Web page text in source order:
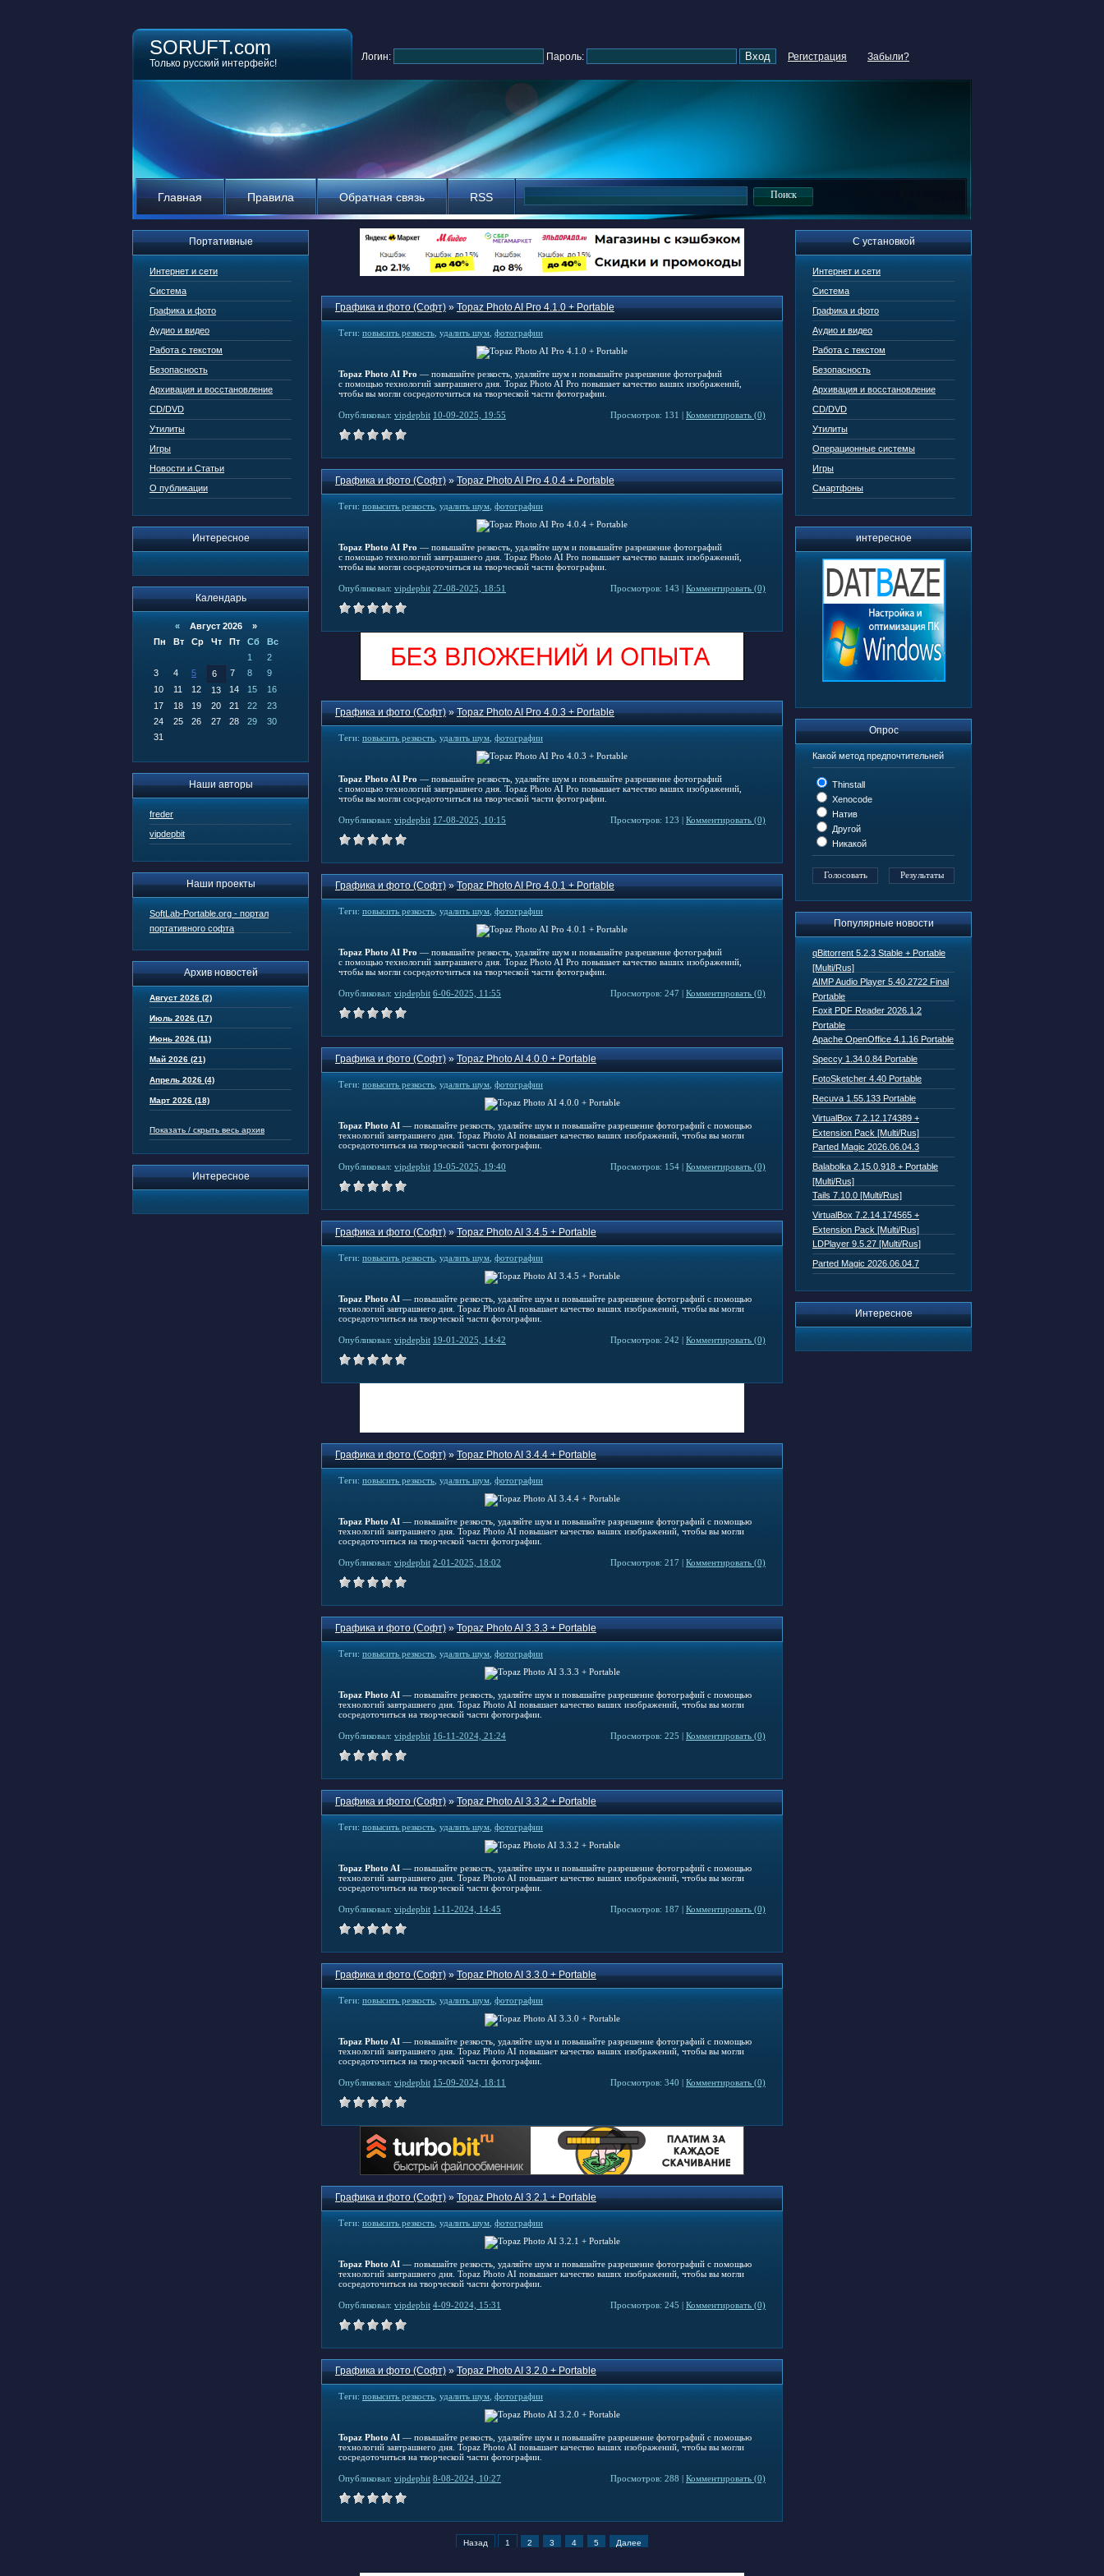
SORUFT.com
Только русский интерфейс!
Логин: Пароль: Регистрация Забыли?
Главная Правила Обратная связь RSS
Портативные
Интернет и сети
Система
Графика и фото
Аудио и видео
Работа с текстом
Безопасность
Архивация и восстановление
CD/DVD
Утилиты
Игры
Новости и Статьи
О публикации
Интересное
Календарь
« Август 2026 »
Пн
Вт Ср Чт Пт Сб
Вс
1
2
3
4 5 6 7 8
9
10
11 12 13 14 15
16
17
18 19 20 21 22
23
24
25 26 27 28 29
30
31
Наши авторы
freder
vipdepbit
Наши проекты
SoftLab-Portable.org - портал
портативного софта
Архив новостей
Август 2026 (2)
Июль 2026 (17)
Июнь 2026 (11)
Май 2026 (21)
Апрель 2026 (4)
Март 2026 (18)
Показать / скрыть весь архив
Интересное
С установкой
Интернет и сети
Система
Графика и фото
Аудио и видео
Работа с текстом
Безопасность
Архивация и восстановление
CD/DVD
Утилиты
Операционные системы
Игры
Смартфоны
интересное
Опрос
Какой метод предпочтительней
Thinstall
Xenocode
Натив
Другой
Никакой
Популярные новости
qBittorrent 5.2.3 Stable + Portable
[Multi/Rus]
AIMP Audio Player 5.40.2722 Final
Portable
Foxit PDF Reader 2026.1.2
Portable
Apache OpenOffice 4.1.16 Portable
Speccy 1.34.0.84 Portable
FotoSketcher 4.40 Portable
Recuva 1.55.133 Portable
VirtualBox 7.2.12.174389 +
Extension Pack [Multi/Rus]
Parted Magic 2026.06.04.3
Balabolka 2.15.0.918 + Portable
[Multi/Rus]
Tails 7.10.0 [Multi/Rus]
VirtualBox 7.2.14.174565 +
Extension Pack [Multi/Rus]
LDPlayer 9.5.27 [Multi/Rus]
Parted Magic 2026.06.04.7
Интересное
Графика и фото (Софт)»Topaz Photo AI Pro 4.1.0 + Portable
Теги: повысить резкость удалить шум фотографии
Topaz Photo AI Pro — повышайте резкость, удаляйте шум и повышайте разрешение фотографий
с помощью технологий завтрашнего дня. Topaz Photo AI Pro повышает качество ваших изображений,
чтобы вы могли сосредоточиться на творческой части фотографии.
Опубликовал: vipdepbit 10-09-2025, 19:55 Просмотров: 131 | Комментировать (0)
Графика и фото (Софт)»Topaz Photo AI Pro 4.0.4 + Portable
Теги: повысить резкость удалить шум фотографии
Topaz Photo AI Pro — повышайте резкость, удаляйте шум и повышайте разрешение фотографий
с помощью технологий завтрашнего дня. Topaz Photo AI Pro повышает качество ваших изображений,
чтобы вы могли сосредоточиться на творческой части фотографии.
Опубликовал: vipdepbit 27-08-2025, 18:51 Просмотров: 143 | Комментировать (0)
Графика и фото (Софт)»Topaz Photo AI Pro 4.0.3 + Portable
Теги: повысить резкость удалить шум фотографии
Topaz Photo AI Pro — повышайте резкость, удаляйте шум и повышайте разрешение фотографий
с помощью технологий завтрашнего дня. Topaz Photo AI Pro повышает качество ваших изображений,
чтобы вы могли сосредоточиться на творческой части фотографии.
Опубликовал: vipdepbit 17-08-2025, 10:15 Просмотров: 123 | Комментировать (0)
Графика и фото (Софт)»Topaz Photo AI Pro 4.0.1 + Portable
Теги: повысить резкость удалить шум фотографии
Topaz Photo AI Pro — повышайте резкость, удаляйте шум и повышайте разрешение фотографий
с помощью технологий завтрашнего дня. Topaz Photo AI Pro повышает качество ваших изображений,
чтобы вы могли сосредоточиться на творческой части фотографии.
Опубликовал: vipdepbit 6-06-2025, 11:55 Просмотров: 247 | Комментировать (0)
Графика и фото (Софт)»Topaz Photo AI 4.0.0 + Portable
Теги: повысить резкость удалить шум фотографии
Topaz Photo AI — повышайте резкость, удаляйте шум и повышайте разрешение фотографий с помощью
технологий завтрашнего дня. Topaz Photo AI повышает качество ваших изображений, чтобы вы могли
сосредоточиться на творческой части фотографии.
Опубликовал: vipdepbit 19-05-2025, 19:40 Просмотров: 154 | Комментировать (0)
Графика и фото (Софт)»Topaz Photo AI 3.4.5 + Portable
Теги: повысить резкость удалить шум фотографии
Topaz Photo AI — повышайте резкость, удаляйте шум и повышайте разрешение фотографий с помощью
технологий завтрашнего дня. Topaz Photo AI повышает качество ваших изображений, чтобы вы могли
сосредоточиться на творческой части фотографии.
Опубликовал: vipdepbit 19-01-2025, 14:42 Просмотров: 242 | Комментировать (0)
Графика и фото (Софт)»Topaz Photo AI 3.4.4 + Portable
Теги: повысить резкость удалить шум фотографии
Topaz Photo AI — повышайте резкость, удаляйте шум и повышайте разрешение фотографий с помощью
технологий завтрашнего дня. Topaz Photo AI повышает качество ваших изображений, чтобы вы могли
сосредоточиться на творческой части фотографии.
Опубликовал: vipdepbit 2-01-2025, 18:02 Просмотров: 217 | Комментировать (0)
Графика и фото (Софт)»Topaz Photo AI 3.3.3 + Portable
Теги: повысить резкость удалить шум фотографии
Topaz Photo AI — повышайте резкость, удаляйте шум и повышайте разрешение фотографий с помощью
технологий завтрашнего дня. Topaz Photo AI повышает качество ваших изображений, чтобы вы могли
сосредоточиться на творческой части фотографии.
Опубликовал: vipdepbit 16-11-2024, 21:24 Просмотров: 225 | Комментировать (0)
Графика и фото (Софт)»Topaz Photo AI 3.3.2 + Portable
Теги: повысить резкость удалить шум фотографии
Topaz Photo AI — повышайте резкость, удаляйте шум и повышайте разрешение фотографий с помощью
технологий завтрашнего дня. Topaz Photo AI повышает качество ваших изображений, чтобы вы могли
сосредоточиться на творческой части фотографии.
Опубликовал: vipdepbit 1-11-2024, 14:45 Просмотров: 187 | Комментировать (0)
Графика и фото (Софт)»Topaz Photo AI 3.3.0 + Portable
Теги: повысить резкость удалить шум фотографии
Topaz Photo AI — повышайте резкость, удаляйте шум и повышайте разрешение фотографий с помощью
технологий завтрашнего дня. Topaz Photo AI повышает качество ваших изображений, чтобы вы могли
сосредоточиться на творческой части фотографии.
Опубликовал: vipdepbit 15-09-2024, 18:11 Просмотров: 340 | Комментировать (0)
Графика и фото (Софт)»Topaz Photo AI 3.2.1 + Portable
Теги: повысить резкость удалить шум фотографии
Topaz Photo AI — повышайте резкость, удаляйте шум и повышайте разрешение фотографий с помощью
технологий завтрашнего дня. Topaz Photo AI повышает качество ваших изображений, чтобы вы могли
сосредоточиться на творческой части фотографии.
Опубликовал: vipdepbit 4-09-2024, 15:31 Просмотров: 245 | Комментировать (0)
Графика и фото (Софт)»Topaz Photo AI 3.2.0 + Portable
Теги: повысить резкость удалить шум фотографии
Topaz Photo AI — повышайте резкость, удаляйте шум и повышайте разрешение фотографий с помощью
технологий завтрашнего дня. Topaz Photo AI повышает качество ваших изображений, чтобы вы могли
сосредоточиться на творческой части фотографии.
Опубликовал: vipdepbit 8-08-2024, 10:27 Просмотров: 288 | Комментировать (0)
Назад 1 2 3 4 5 Далее